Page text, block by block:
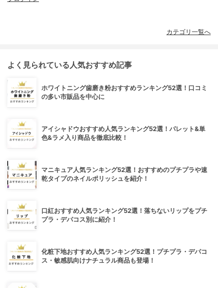
カテゴリ一覧へ
よく見られている人気おすすめ記事
ホワイトニング歯磨き粉おすすめランキング52選！口コミ
の多い市販品を中心に
アイシャドウおすすめ人気ランキング52選！パレット&単
色&ラメ入り商品を徹底比較！
マニキュア人気ランキング52選！おすすめのプチプラや速
乾タイプのネイルポリッシュを紹介！
口紅おすすめ人気ランキング52選！落ちないリップをプチ
プラ・デパコス別に紹介！
化粧下地おすすめ人気ランキング52選！プチプラ・デパコ
ス・敏感肌向けナチュラル商品も登場！